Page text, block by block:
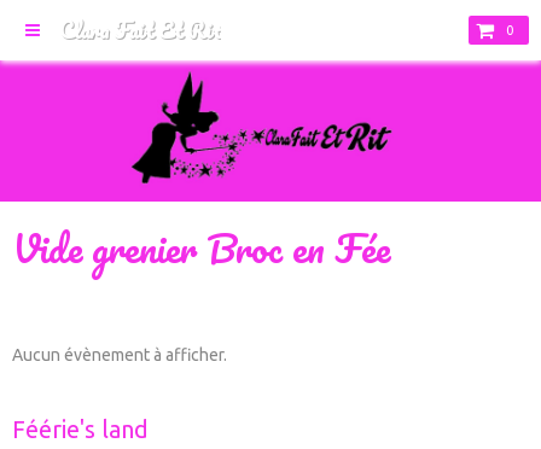
Clara Fait Et Rit 0
Vide grenier Broc en Fée
Aucun évènement à afficher.
Féérie's land